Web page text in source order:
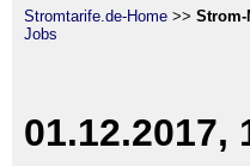
Stromtarife.de-Home >> Strom-
Jobs
01.12.2017,